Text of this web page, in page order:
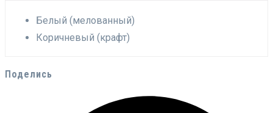
Белый (мелованный)
Коричневый (крафт)
Поделись